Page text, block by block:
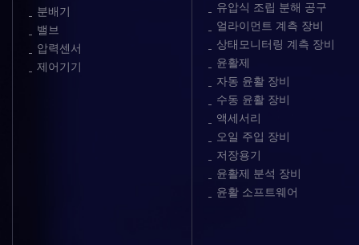
분배기
밸브
압력센서
제어기기
유압식 조립 분해 공구
얼라이먼트 계측 장비
상태모니터링 계측 장비
윤활제
자동 윤활 장비
수동 윤활 장비
액세서리
오일 주입 장비
저장용기
윤활제 분석 장비
윤활 소프트웨어